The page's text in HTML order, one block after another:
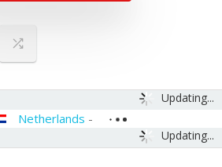
Updating...
Updating...
Netherlands -